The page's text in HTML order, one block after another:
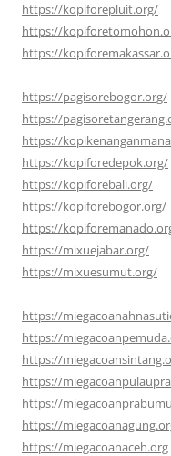
https://kopiforepluit.org/
https://
https://
https://pagisorebogor.org/
https://
https://
https://kopiforedepok.org/
https://kopiforebali.org/
https://kopiforebogor.org/
https://
https://mixuejabar.org/
https://mixuesumut.org/
https://
https://
https://
https://
https://
https://
https://miegacoanaceh.org